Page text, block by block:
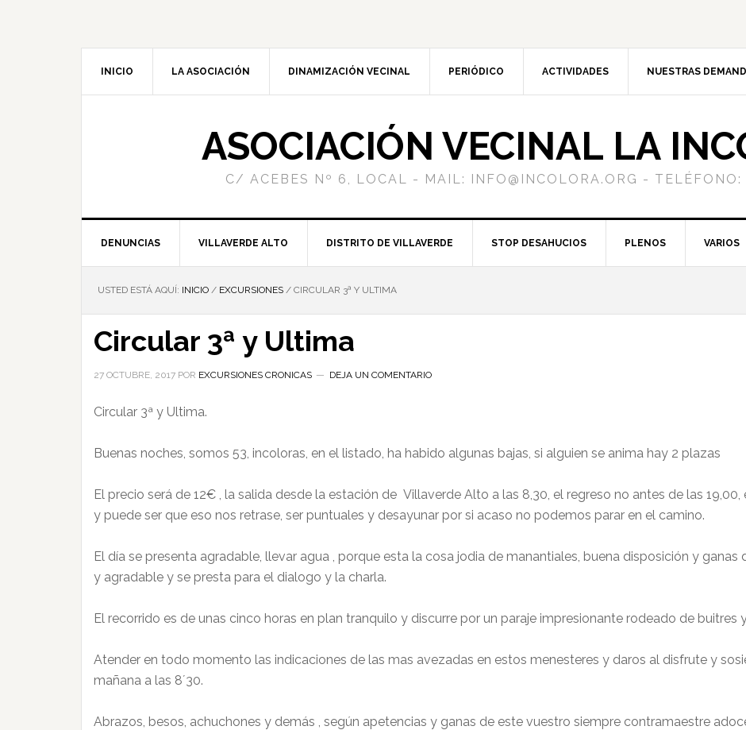
INICIO LA ASOCIACIÓN DINAMIZACIÓN VECINAL PERIÓDICO ACTIVIDADES NUESTRAS
ASOCIACIÓN VECINAL LA
C/ ACEBES Nº 6, LOCAL - MAIL: INFO@INCOLORA.ORG -
DENUNCIAS VILLAVERDE ALTO DISTRITO DE VILLAVERDE STOP DESAHUCIOS PLENOS VARIOS
USTED ESTÁ AQUÍ: INICIO / EXCURSIONES / CIRCULAR 3ª Y ULTIMA
Circular 3ª y Ultima
27 OCTUBRE, 2017 POR EXCURSIONES CRONICAS DEJA UN COMENTARIO
Circular 3ª y Ultima.
Buenas noches, somos 53, incoloras, en el listado, ha habido algunas bajas, si alguien se anima hay 2 plazas
El precio será de 12€ , la salida desde la estación de Villaverde Alto a las 8,30, el regreso no antes de las
y puede ser que eso nos retrase, ser puntuales y desayunar por si acaso no podemos parar en el camino.
El día se presenta agradable, llevar agua , porque esta la cosa jodia de manantiales, buena disposición y
y agradable y se presta para el dialogo y la charla.
El recorrido es de unas cinco horas en plan tranquilo y discurre por un paraje impresionante rodeado de buitres
Atender en todo momento las indicaciones de las mas avezadas en estos menesteres y daros al disfrute y
mañana a las 8´30.
Abrazos, besos, achuchones y demás , según apetencias y ganas de este vuestro siempre contramaestre